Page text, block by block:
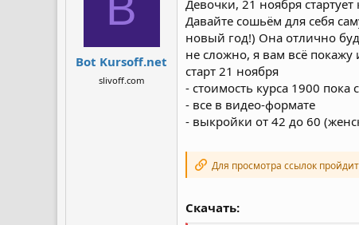
ы
Bot Kursoff.net
slivoff.com
Девочки, 21 ноября
Давайте сошьём для себя
новый год!) Она отлично
не сложно, я вам всё покажу
старт 21 ноября
- стоимость курса 1900
- все в видео-формате
- выкройки от 42 до 60
Для просмотра ссылок
Скачать: